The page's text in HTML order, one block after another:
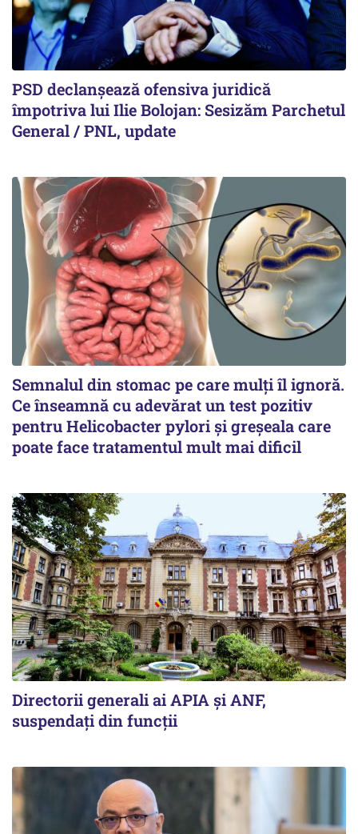
PSD declanșează ofensiva juridică
împotriva lui Ilie Bolojan: Sesizăm Parchetul
General / PNL, update
Semnalul din stomac pe care mulți îl ignoră.
Ce înseamnă cu adevărat un test pozitiv
pentru Helicobacter pylori și greșeala care
poate face tratamentul mult mai dificil
Directorii generali ai APIA și ANF,
suspendați din funcții